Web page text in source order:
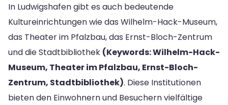
In Ludwigshafen gibt es auch bedeutende
Kultureinrichtungen wie das Wilhelm-Hack-Museum,
das Theater im Pfalzbau, das Ernst-Bloch-Zentrum
und die Stadtbibliothek (Keywords: Wilhelm-Hack-
Museum, Theater im Pfalzbau, Ernst-Bloch-
Zentrum, Stadtbibliothek). Diese Institutionen
bieten den Einwohnern und Besuchern vielfältige